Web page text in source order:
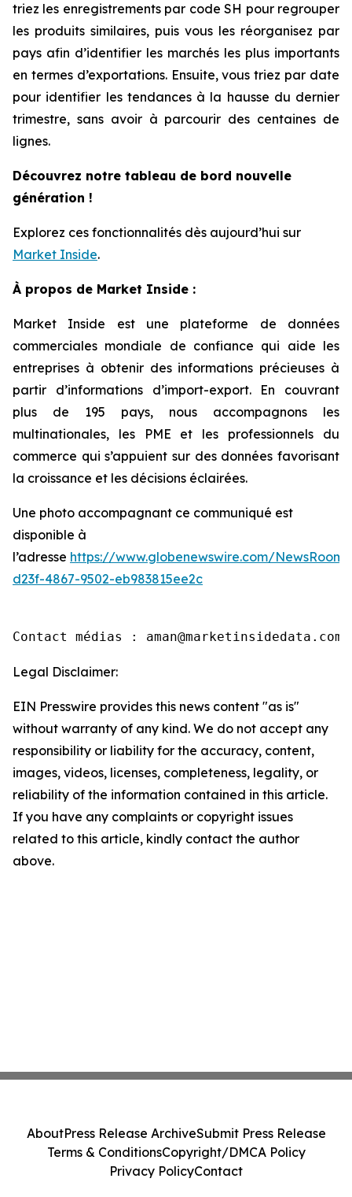
triez les enregistrements par code SH pour regrouper
les produits similaires, puis vous les réorganisez par
pays afin d’identifier les marchés les plus importants
en termes d’exportations. Ensuite, vous triez par date
pour identifier les tendances à la hausse du dernier
trimestre, sans avoir à parcourir des centaines de
lignes.
Découvrez notre tableau de bord nouvelle
génération !
Explorez ces fonctionnalités dès aujourd’hui sur
Market Inside.
À propos de Market Inside :
Market Inside est une plateforme de données
commerciales mondiale de confiance qui aide les
entreprises à obtenir des informations précieuses à
partir d’informations d’import-export. En couvrant
plus de 195 pays, nous accompagnons les
multinationales, les PME et les professionnels du
commerce qui s’appuient sur des données favorisant
la croissance et les décisions éclairées.
Une photo accompagnant ce communiqué est
disponible à
l’adresse https://www.globenewswire.com/
d23f-4867-9502-eb983815ee2c
Contact médias : aman@marketinsidedata.com
Legal Disclaimer:
EIN Presswire provides this news content "as is"
without warranty of any kind. We do not accept any
responsibility or liability for the accuracy, content,
images, videos, licenses, completeness, legality, or
reliability of the information contained in this article.
If you have any complaints or copyright issues
related to this article, kindly contact the author
above.
AboutPress Release ArchiveSubmit Press Release
Terms & ConditionsCopyright/DMCA Policy
Privacy PolicyContact